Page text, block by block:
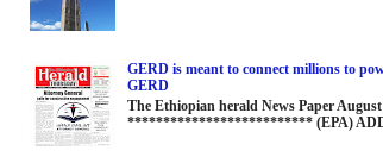
GERD is meant to connect millions to
GERD
The Ethiopian herald News Paper
************************** (EPA)